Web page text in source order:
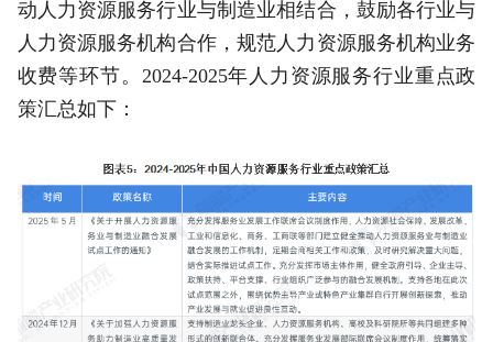
动人力资源服务行业与制造业相结合，鼓励各行业与
人力资源服务机构合作，规范人力资源服务机构业务
收费等环节。2024-2025年人力资源服务行业重点政
策汇总如下：